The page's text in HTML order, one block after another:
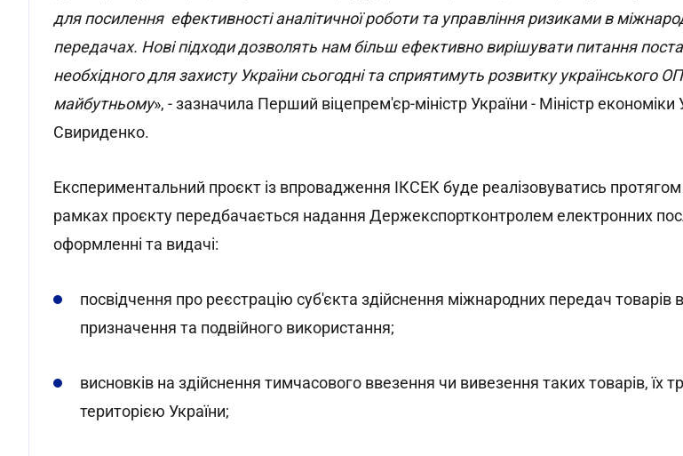
для посилення ефективності аналітичної роботи та управління ризиками в
передачах. Нові підходи дозволять нам більш ефективно вирішувати питання
необхідного для захисту України сьогодні та сприятимуть розвитку українського
майбутньому», - зазначила Перший віцепрем'єр-міністр України - Міністр економіки
Свириденко.
Експериментальний проєкт із впровадження ІКСЕК буде реалізовуватись протягом
рамках проєкту передбачається надання Держекспортконтролем електронних
оформленні та видачі:
посвідчення про реєстрацію суб'єкта здійснення міжнародних передач товарів
призначення та подвійного використання;
висновків на здійснення тимчасового ввезення чи вивезення таких товарів, їх
територією України;